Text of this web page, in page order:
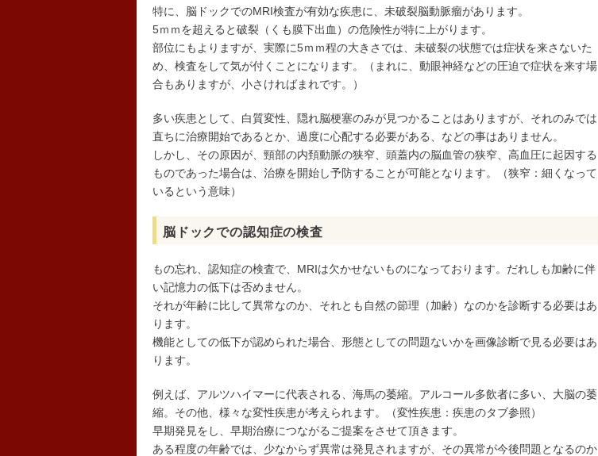
特に、脳ドックでのMRI検査が有効な疾患に、未破裂脳動脈瘤があります。
5ｍｍを超えると破裂（くも膜下出血）の危険性が特に上がります。
部位にもよりますが、実際に5ｍｍ程の大きさでは、未破裂の状態では症状を来さないた
め、検査をして気が付くことになります。（まれに、動眼神経などの圧迫で症状を来す場
合もありますが、小さければまれです。）
多い疾患として、白質変性、隠れ脳梗塞のみが見つかることはありますが、それのみでは
直ちに治療開始であるとか、過度に心配する必要がある、などの事はありません。
しかし、その原因が、頸部の内頚動脈の狭窄、頭蓋内の脳血管の狭窄、高血圧に起因する
ものであった場合は、治療を開始し予防することが可能となります。（狭窄：細くなって
いるという意味）
脳ドックでの認知症の検査
もの忘れ、認知症の検査で、MRIは欠かせないものになっております。だれしも加齢に伴
い記憶力の低下は否めません。
それが年齢に比して異常なのか、それとも自然の節理（加齢）なのかを診断する必要はあ
ります。
機能としての低下が認められた場合、形態としての問題ないかを画像診断で見る必要はあ
ります。
例えば、アルツハイマーに代表される、海馬の萎縮。アルコール多飲者に多い、大脳の萎
縮。その他、様々な変性疾患が考えられます。（変性疾患：疾患のタブ参照）
早期発見をし、早期治療につながるご提案をさせて頂きます。
ある程度の年齢では、少なからず異常は発見されますが、その異常が今後問題となるのか